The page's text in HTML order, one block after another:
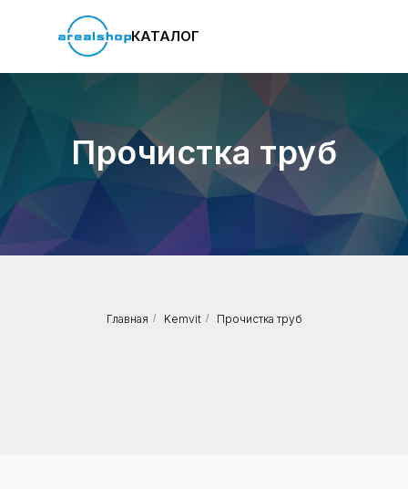
КАТАЛОГ
Прочистка труб
Главная / Kemvit / Прочистка труб